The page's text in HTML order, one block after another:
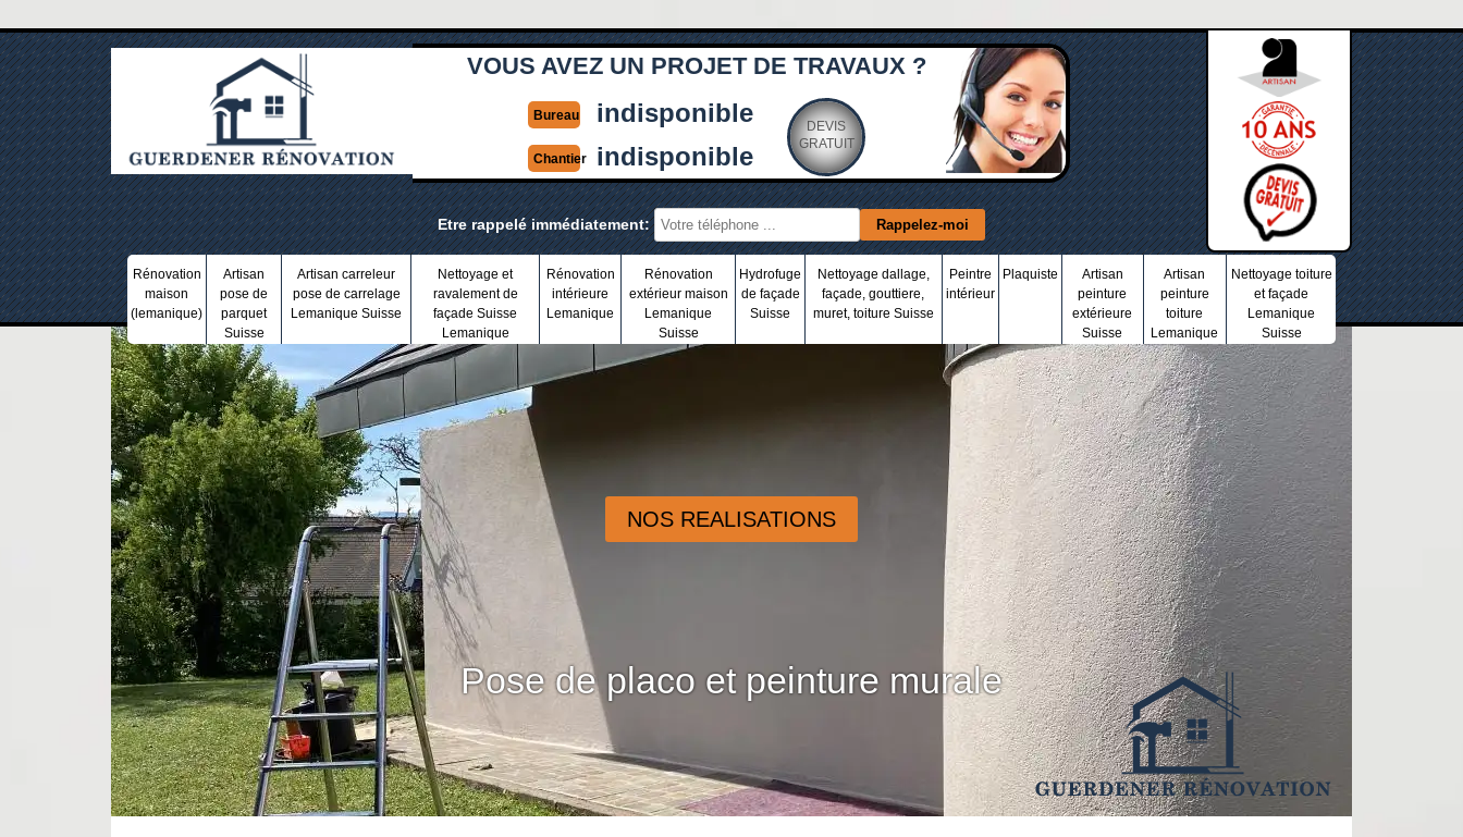
VOUS AVEZ UN PROJET DE TRAVAUX ?
Bureau indisponible
Chantier indisponible
DEVIS
GRATUIT
Etre rappelé immédiatement:
Rénovation
maison
(lemanique)
Artisan
pose de
parquet
Suisse
Artisan carreleur
pose de carrelage
Lemanique Suisse
Nettoyage et
ravalement de
façade Suisse
Lemanique
Rénovation
intérieure
Lemanique
Rénovation
extérieur maison
Lemanique
Suisse
Hydrofuge
de façade
Suisse
Nettoyage dallage,
façade, gouttiere,
muret, toiture Suisse
Peintre
intérieur
Plaquiste
Artisan
peinture
extérieure
Suisse
Artisan
peinture
toiture
Lemanique
Nettoyage toiture
et façade
Lemanique
Suisse
NOS REALISATIONS
Pose de placo et peinture murale